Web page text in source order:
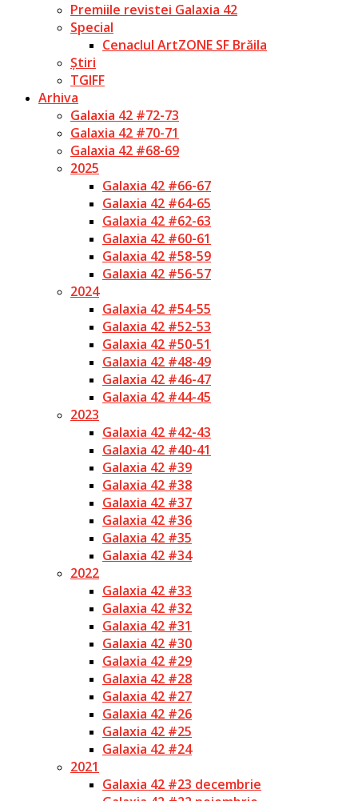
Premiile revistei Galaxia 42
Special
Cenaclul ArtZONE SF Brăila
Știri
TGIFF
Arhiva
Galaxia 42 #72-73
Galaxia 42 #70-71
Galaxia 42 #68-69
2025
Galaxia 42 #66-67
Galaxia 42 #64-65
Galaxia 42 #62-63
Galaxia 42 #60-61
Galaxia 42 #58-59
Galaxia 42 #56-57
2024
Galaxia 42 #54-55
Galaxia 42 #52-53
Galaxia 42 #50-51
Galaxia 42 #48-49
Galaxia 42 #46-47
Galaxia 42 #44-45
2023
Galaxia 42 #42-43
Galaxia 42 #40-41
Galaxia 42 #39
Galaxia 42 #38
Galaxia 42 #37
Galaxia 42 #36
Galaxia 42 #35
Galaxia 42 #34
2022
Galaxia 42 #33
Galaxia 42 #32
Galaxia 42 #31
Galaxia 42 #30
Galaxia 42 #29
Galaxia 42 #28
Galaxia 42 #27
Galaxia 42 #26
Galaxia 42 #25
Galaxia 42 #24
2021
Galaxia 42 #23 decembrie